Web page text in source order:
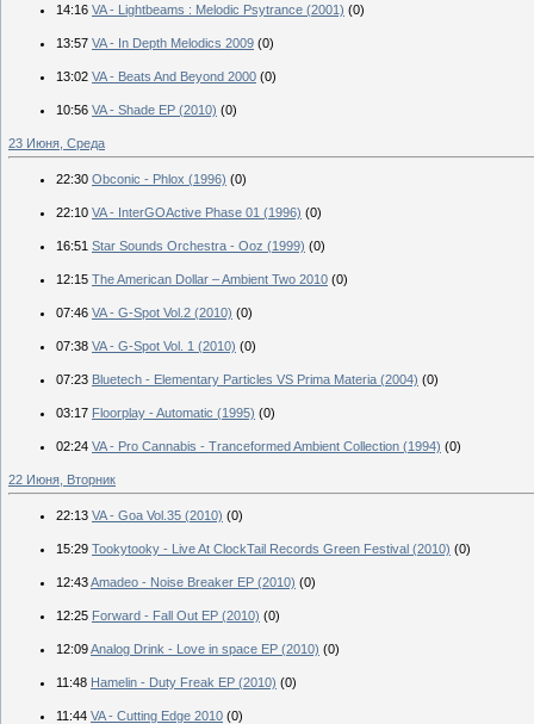
14:16 VA - Lightbeams : Melodic Psytrance (2001) (0)
13:57 VA - In Depth Melodics 2009 (0)
13:02 VA - Beats And Beyond 2000 (0)
10:56 VA - Shade EP (2010) (0)
23 Июня, Среда
22:30 Obconic - Phlox (1996) (0)
22:10 VA - InterGOActive Phase 01 (1996) (0)
16:51 Star Sounds Orchestra - Ooz (1999) (0)
12:15 The American Dollar – Ambient Two 2010 (0)
07:46 VA - G-Spot Vol.2 (2010) (0)
07:38 VA - G-Spot Vol. 1 (2010) (0)
07:23 Bluetech - Elementary Particles VS Prima Materia (2004) (0)
03:17 Floorplay - Automatic (1995) (0)
02:24 VA - Pro Cannabis - Tranceformed Ambient Collection (1994) (0)
22 Июня, Вторник
22:13 VA - Goa Vol.35 (2010) (0)
15:29 Tookytooky - Live At ClockTail Records Green Festival (2010) (0)
12:43Amadeo - Noise Breaker EP (2010) (0)
12:25 Forward - Fall Out EP (2010) (0)
12:09Analog Drink - Love in space EP (2010) (0)
11:48 Hamelin - Duty Freak EP (2010) (0)
11:44 VA - Cutting Edge 2010 (0)